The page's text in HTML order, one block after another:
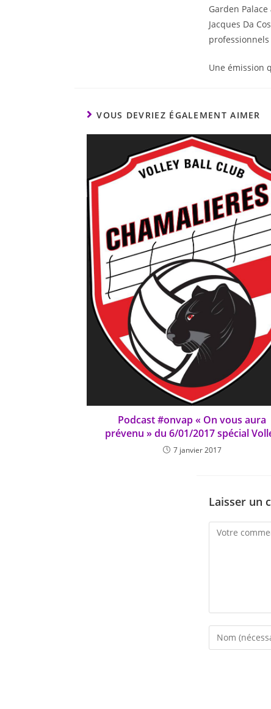
Garden Palace
Jacques Da
Une émission
VOUS DEVRIEZ ÉGALEMENT AIMER
Podcast #onvap « On vous aura
prévenu » du 6/01/2017 spécial
7 janvier 2017
Laisser un